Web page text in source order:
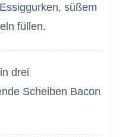
süßem
füllen.
drei
Scheiben Bacon